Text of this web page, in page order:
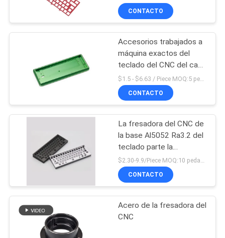
CALIDAD
CONTACTA
NOSOTROS
SOLICITAR
componentes
dados vuelta CNC
Piezas del titanio
del CNC
35
mecánico Shell
CONTACTO
Accesorios trabajados a
máquina exactos del
teclado del CNC del caso
de aluminio mecánicos
CONTACTO
La fresadora del CNC de
la base Al5052 Ra3.2 del
teclado parte la
tolerancia de 0.01m m
$2.30-9.9/Piece MOQ:10 pedazos/pedazos
CONTACTO
Acero de la fresadora del
CNC